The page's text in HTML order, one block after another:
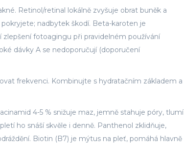
Retinol/retinal lokálně zvyšuje obrat buněk a
nadbytek škodí. Beta-karoten je
zlepšení fotoagingu při pravidelném používání
dávky A se nedoporučují (doporučení
frekvenci. Kombinujte s hydratačním základem a
4-5 % snižuje maz, jemně stahuje póry, tlumí
ho snáší skvěle i denně. Panthenol zklidňuje,
Biotin (B7) je mýtus na pleť, pomáhá hlavně